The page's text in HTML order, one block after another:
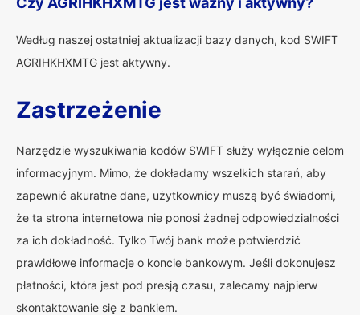
Według naszej ostatniej aktualizacji bazy danych, kod SWIFT
AGRIHKHXMTG jest aktywny.
Zastrzeżenie
Narzędzie wyszukiwania kodów SWIFT służy wyłącznie celom
informacyjnym. Mimo, że dokładamy wszelkich starań, aby
zapewnić akuratne dane, użytkownicy muszą być świadomi,
że ta strona internetowa nie ponosi żadnej odpowiedzialności
za ich dokładność. Tylko Twój bank może potwierdzić
prawidłowe informacje o koncie bankowym. Jeśli dokonujesz
płatności, która jest pod presją czasu, zalecamy najpierw
skontaktowanie się z bankiem.